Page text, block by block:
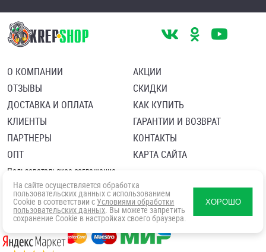
О КОМПАНИИ
ОТЗЫВЫ
ДОСТАВКА И ОПЛАТА
КЛИЕНТЫ
ПАРТНЕРЫ
ОПТ
АКЦИИ
СКИДКИ
КАК КУПИТЬ
ГАРАНТИИ И ВОЗВРАТ
КОНТАКТЫ
КАРТА САЙТА
Пользовательское соглашение
Политика в отношении обработки персональных данных
Согласие посетителя сайта на обработку персональных данны
На сайте осуществляется обработка
пользовательских данных с использованием
Cookie в соответствии с Условиями обработки
пользовательских данных. Вы можете запретить
сохранение Cookie в настройках своего браузера.
ХОРОШО